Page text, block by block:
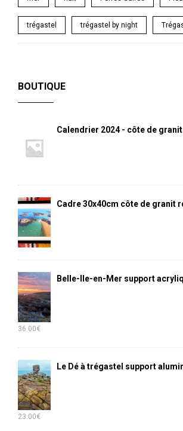
trégastel trégastel by night
BOUTIQUE
Calendrier 2024 - côte de
Cadre 30x40cm côte de granit
Belle-Ile-en-Mer support
36.00€
Le Dé à trégastel support
23.00€